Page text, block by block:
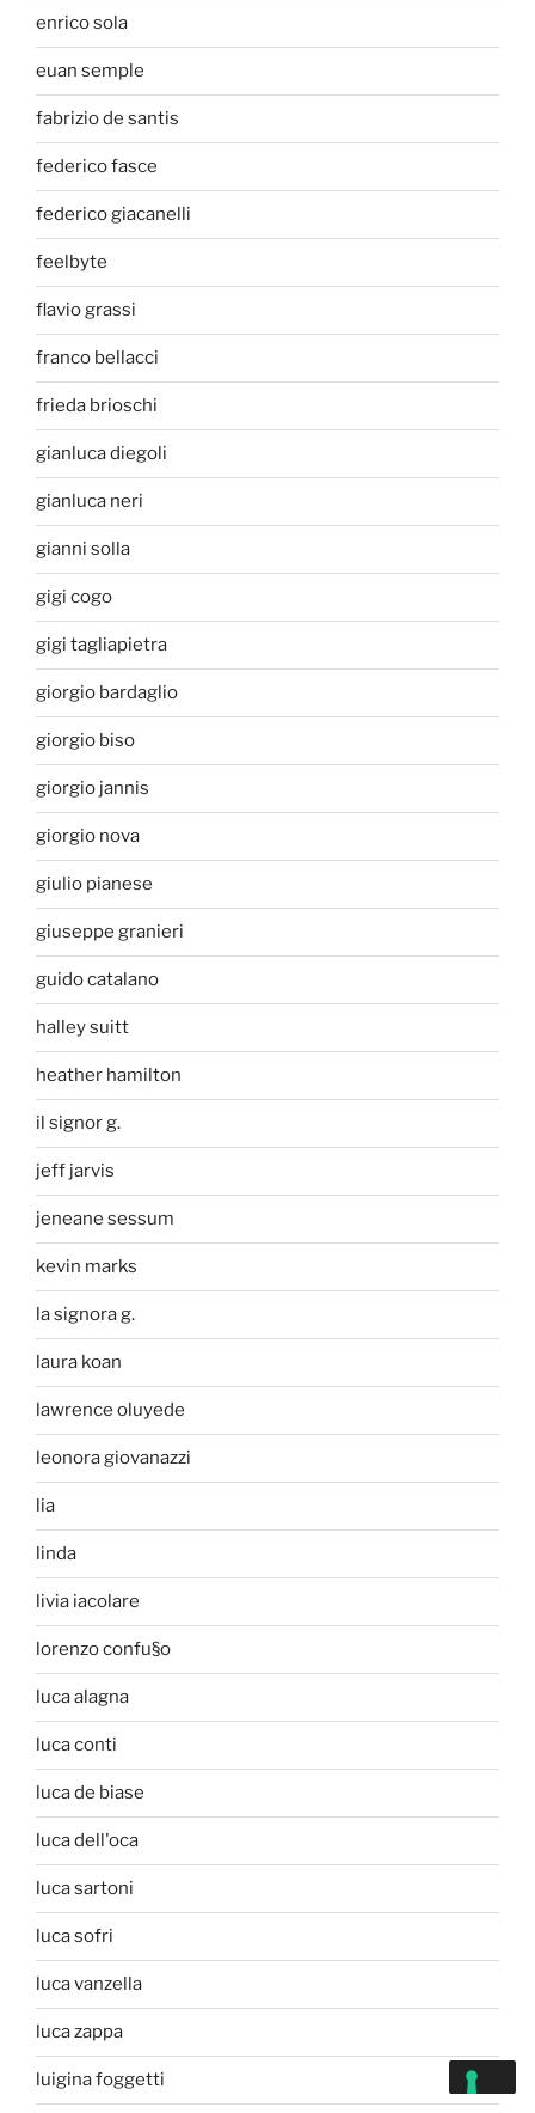
enrico sola
euan semple
fabrizio de santis
federico fasce
federico giacanelli
feelbyte
flavio grassi
franco bellacci
frieda brioschi
gianluca diegoli
gianluca neri
gianni solla
gigi cogo
gigi tagliapietra
giorgio bardaglio
giorgio biso
giorgio jannis
giorgio nova
giulio pianese
giuseppe granieri
guido catalano
halley suitt
heather hamilton
il signor g.
jeff jarvis
jeneane sessum
kevin marks
la signora g.
laura koan
lawrence oluyede
leonora giovanazzi
lia
linda
livia iacolare
lorenzo confu§o
luca alagna
luca conti
luca de biase
luca dell'oca
luca sartoni
luca sofri
luca vanzella
luca zappa
luigina foggetti